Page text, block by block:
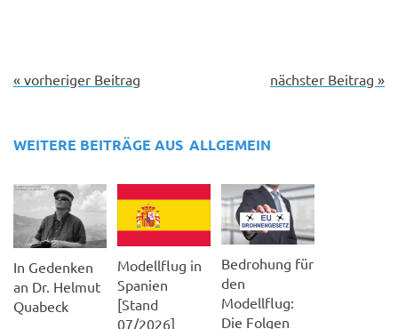
« vorheriger Beitrag nächster Beitrag »
WEITERE BEITRÄGE AUS ALLGEMEIN
In Gedenken
an Dr. Helmut
Quabeck
Modellflug in
Spanien
[Stand
07/2026]
Bedrohung für
den
Modellflug:
Die Folgen